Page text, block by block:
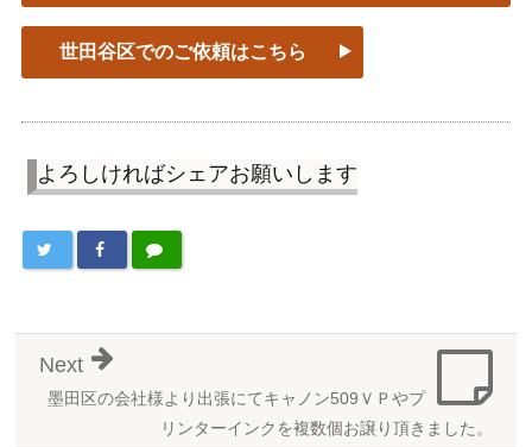
世田谷区でのご依頼はこちら
よろしければシェアお願いします
墨田区の会社様より出張にてキャノン509ＶＰやプ
リンターインクを複数個お譲り頂きました。
Next